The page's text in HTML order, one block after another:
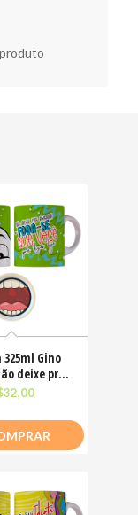
325ml Gino
deixe pra
foda-se que
32,00